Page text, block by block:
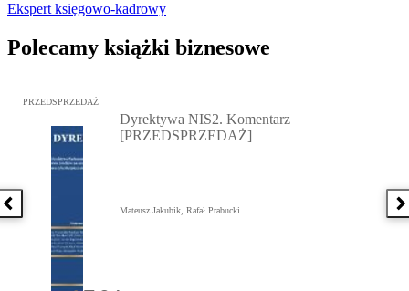
Ekspert księgowo-kadrowy
Polecamy książki biznesowe
Poprzednia książka
Przejdź do: Dyrektywa NIS2. Komentarz [PRZEDSPRZEDAŻ],
PRZEDSPRZEDAŻ
Dyrektywa NIS2. Komentarz
[PRZEDSPRZEDAŻ]
Mateusz Jakubik, Rafał Prabucki